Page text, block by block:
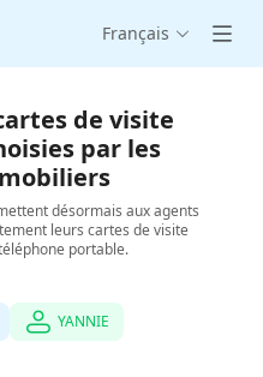
Français
de visite
par les
désormais aux agents
leurs cartes de visite
portable.
YANNIE